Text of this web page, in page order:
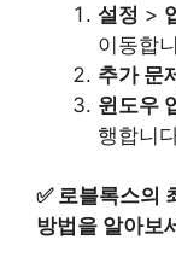
설정 >
이동합
추가 문
윈도우
행합니
✅ 로블록스의
방법을 알아보